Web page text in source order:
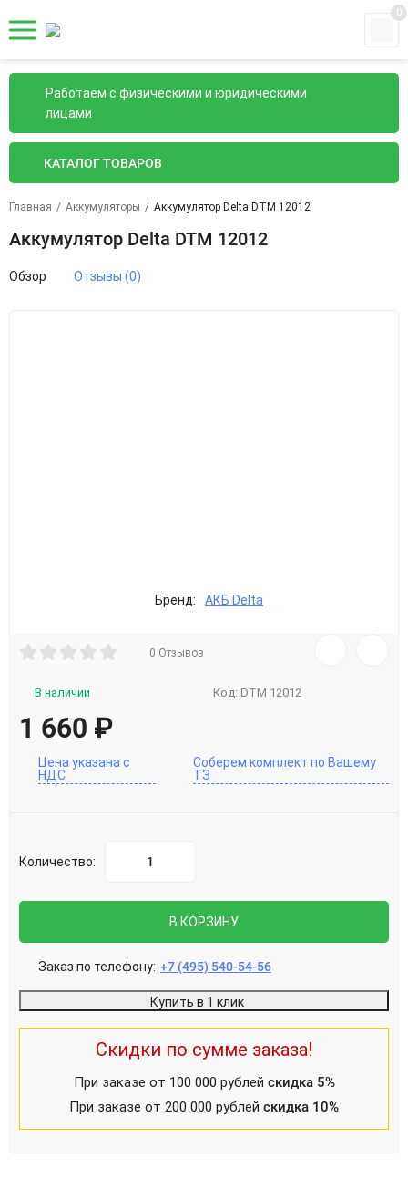
0
Работаем с физическими и юридическими
лицами
КАТАЛОГ ТОВАРОВ
Главная / Аккумуляторы / Аккумулятор Delta DTM 12012
Аккумулятор Delta DTM 12012
Обзор Отзывы (0)
Бренд: АКБ Delta
0 Отзывов
Код: DTM 12012
В наличии
1 660 ₽
Цена указана с
НДС
Соберем комплект по Вашему
ТЗ
Количество:
В КОРЗИНУ
Заказ по телефону: +7 (495) 540-54-56
Купить в 1 клик
Скидки по сумме заказа!
При заказе от 100 000 рублей скидка 5%
При заказе от 200 000 рублей скидка 10%